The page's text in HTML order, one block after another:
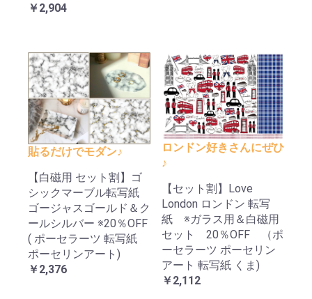
￥2,904
貼るだけでモダン♪
【白磁用 セット割】ゴ
シックマーブル転写紙
ゴージャスゴールド＆ク
ールシルバー ※20％OFF
( ポーセラーツ 転写紙
ポーセリンアート)
￥2,376
ロンドン好きさんにぜひ
♪
【セット割】Love
London ロンドン 転写
紙 ※ガラス用＆白磁用
セット 20％OFF （ポ
ーセラーツ ポーセリン
アート 転写紙 くま)
￥2,112